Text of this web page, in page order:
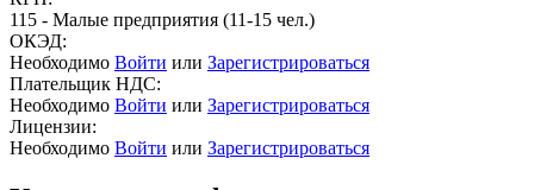
115 - Малые предприятия (11-15 чел.)
ОКЭД:
Необходимо Войти или Зарегистрироваться
Плательщик НДС:
Необходимо Войти или Зарегистрироваться
Лицензии:
Необходимо Войти или Зарегистрироваться